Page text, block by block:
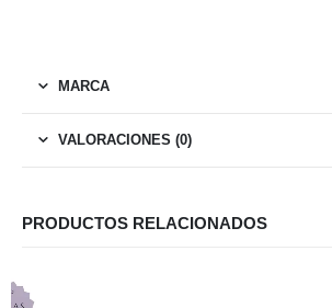
MARCA
VALORACIONES (0)
PRODUCTOS RELACIONADOS